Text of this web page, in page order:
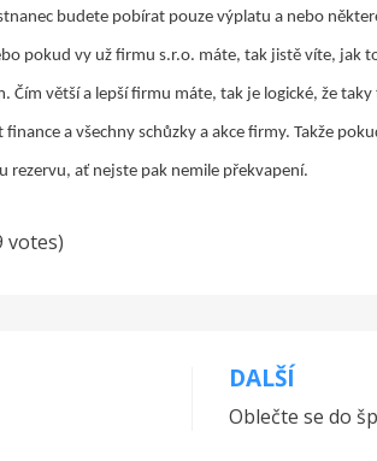
budete pobírat pouze výplatu a nebo
pokud vy už firmu s.r.o. máte, tak jistě víte, jak
Čím větší a lepší firmu máte, tak je logické, že
a všechny schůzky a akce firmy. Takže
rezervu, ať nejste pak nemile překvapení.
votes)
DALŠÍ
Oblečte se do